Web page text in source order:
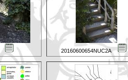
20160600654NUC2A